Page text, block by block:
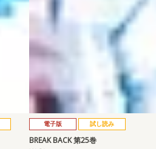
電子版 試し読み
BREAK BACK 第25巻